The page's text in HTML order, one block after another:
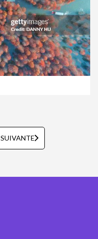
SUIVANTE